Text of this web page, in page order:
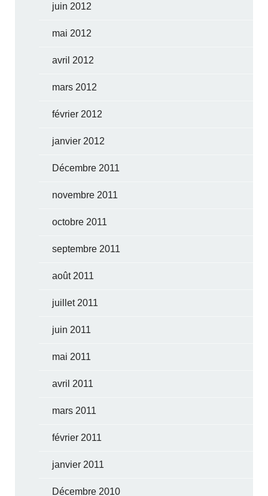
juin 2012
mai 2012
avril 2012
mars 2012
février 2012
janvier 2012
Décembre 2011
novembre 2011
octobre 2011
septembre 2011
août 2011
juillet 2011
juin 2011
mai 2011
avril 2011
mars 2011
février 2011
janvier 2011
Décembre 2010